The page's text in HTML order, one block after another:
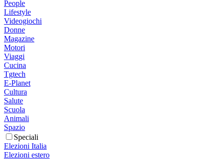
People
Lifestyle
Videogiochi
Donne
Magazine
Motori
Viaggi
Cucina
Tgtech
E-Planet
Cultura
Salute
Scuola
Animali
Spazio
Speciali
Elezioni Italia
Elezioni estero